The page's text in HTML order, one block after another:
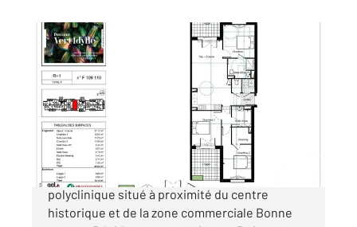
NARBONNE 11
85,02 m2, 4 pièces
Ref : 5382
Appartement F4 à vendre
336 500 €
NARBONNE: Programme neuf dans le quartier
polyclinique situé à proximité du centre
historique et de la zone commerciale Bonne